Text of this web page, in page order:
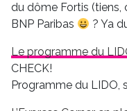
du dôme Fortis (tiens,
BNP Paribas
? Ya
Le programme du
CHECK!
Programme du LIDO,